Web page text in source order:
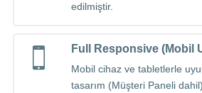
edilmiştir.
Full Responsive (Mobil
Mobil cihaz ve tabletlerle
tasarım (Müşteri Paneli dahil)